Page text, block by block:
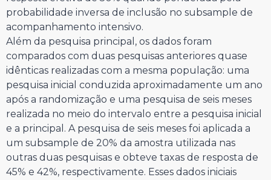
probabilidade inversa de inclusão no subsample de
acompanhamento intensivo.
Além da pesquisa principal, os dados foram
comparados com duas pesquisas anteriores quase
idênticas realizadas com a mesma população: uma
pesquisa inicial conduzida aproximadamente um ano
após a randomização e uma pesquisa de seis meses
realizada no meio do intervalo entre a pesquisa inicial
e a principal. A pesquisa de seis meses foi aplicada a
um subsample de 20% da amostra utilizada nas
outras duas pesquisas e obteve taxas de resposta de
45% e 42%, respectivamente. Esses dados iniciais